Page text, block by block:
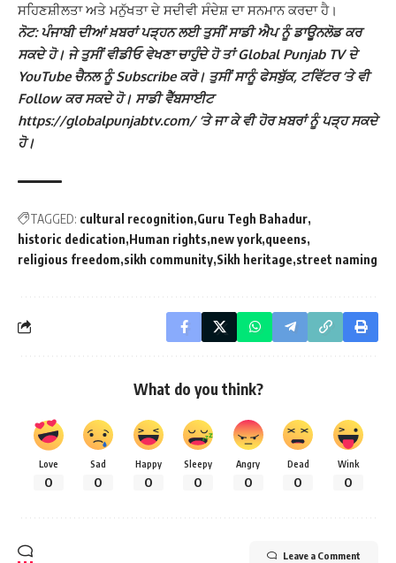
ਸਹਿਣਸ਼ੀਲਤਾ ਅਤੇ ਮਨੁੱਖਤਾ ਦੇ ਸਦੀਵੀ ਸੰਦੇਸ਼ ਦਾ ਸਨਮਾਨ ਕਰਦਾ ਹੈ।
ਨੋਟ: ਪੰਜਾਬੀ ਦੀਆਂ ਖ਼ਬਰਾਂ ਪੜ੍ਹਨ ਲਈ ਤੁਸੀਂ ਸਾਡੀ ਐਪ ਨੂੰ ਡਾਊਨਲੋਡ ਕਰ
ਸਕਦੇ ਹੋ। ਜੇ ਤੁਸੀਂ ਵੀਡੀਓ ਵੇਖਣਾ ਚਾਹੁੰਦੇ ਹੋ ਤਾਂ Global Punjab TV ਦੇ
YouTube ਚੈਨਲ ਨੂੰ Subscribe ਕਰੋ। ਤੁਸੀਂ ਸਾਨੂੰ ਫੇਸਬੁੱਕ, ਟਵਿੱਟਰ ‘ਤੇ ਵੀ
Follow ਕਰ ਸਕਦੇ ਹੋ। ਸਾਡੀ ਵੈੱਬਸਾਈਟ
https://globalpunjabtv.com/ ‘ਤੇ ਜਾ ਕੇ ਵੀ ਹੋਰ ਖ਼ਬਰਾਂ ਨੂੰ ਪੜ੍ਹ ਸਕਦੇ
ਹੋ।
TAGGED: cultural recognition Guru Tegh Bahadur
historic dedication Human rights new york queens
religious freedom sikh community Sikh heritage street naming
What do you think?
Love
0
Sad
0
Happy
0
Sleepy
0
Angry
0
Dead
0
Wink
0
Leave a Comment